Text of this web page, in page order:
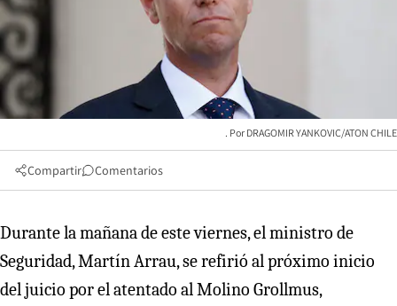
DRAGOMIR YANKOVIC/ATON CHILE
Compartir Comentarios
Durante la mañana de este viernes, el ministro de
Seguridad, Martín Arrau, se refirió al próximo inicio
del juicio por el atentado al Molino Grollmus,